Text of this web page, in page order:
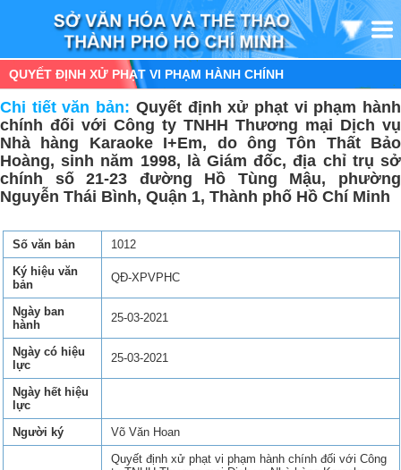
QUYẾT ĐỊNH XỬ PHẠT VI PHẠM HÀNH CHÍNH
Chi tiết văn bản: Quyết định xử phạt vi phạm hành
chính đối với Công ty TNHH Thương mại Dịch vụ
Nhà hàng Karaoke I+Em, do ông Tôn Thất Bảo
Hoàng, sinh năm 1998, là Giám đốc, địa chỉ trụ sở
chính số 21-23 đường Hồ Tùng Mậu, phường
Nguyễn Thái Bình, Quận 1, Thành phố Hồ Chí Minh
Số văn bản
1012
Ký hiệu văn
bản
QĐ-XPVPHC
Ngày ban
hành
25-03-2021
Ngày có hiệu
lực
25-03-2021
Ngày hết hiệu
lực
Người ký
Võ Văn Hoan
Quyết định xử phạt vi phạm hành chính đối với Công